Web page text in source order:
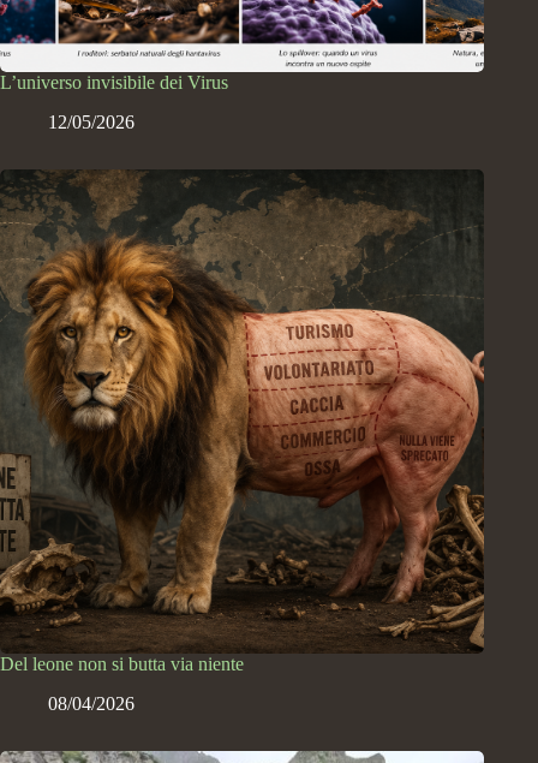
L’universo invisibile dei Virus
12/05/2026
Del leone non si butta via niente
08/04/2026